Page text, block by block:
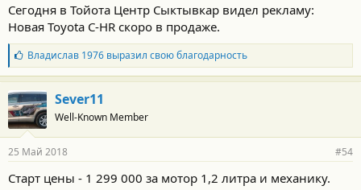
Сегодня в Тойота Центр Сыктывкар видел рекламу:
Новая Toyota C-HR скоро в продаже.
Б
л
а
г
о
д
а
н
с
Владислав 1976выразил свою благодарность
Sever11
Well-Known Member
25 Май 2018 #54
Старт цены - 1 299 000 за мотор 1,2 литра и механику.